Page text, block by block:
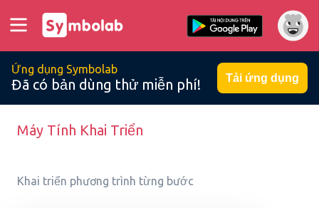
Ứng dụng Symbolab
Đã có bản dùng thử miễn phí! Tải ứng dụng
Máy Tính Khai Triển
Khai triển phương trình từng bước